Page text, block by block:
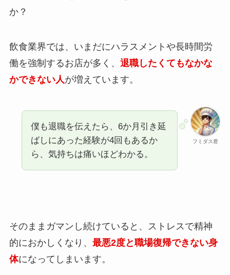
か？
飲食業界では、いまだにハラスメントや長時間労
働を強制するお店が多く、 退職したくてもなかな
かできない人が増えています。
フミダス君
僕も退職を伝えたら、6か月引き延
ばしにあった経験が4回もあるか
ら、気持ちは痛いほどわかる。
そのままガマンし続けていると、ストレスで精神
的におかしくなり、 最悪2度と職場復帰できない身
体になってしまいます。